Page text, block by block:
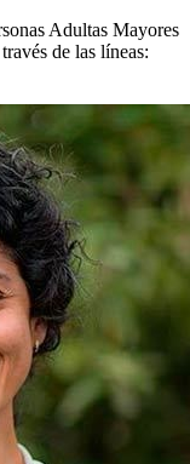
Adultas Mayores
de las líneas: